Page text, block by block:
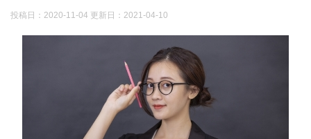
投稿日：2020-11-04 更新日： 2021-04-10